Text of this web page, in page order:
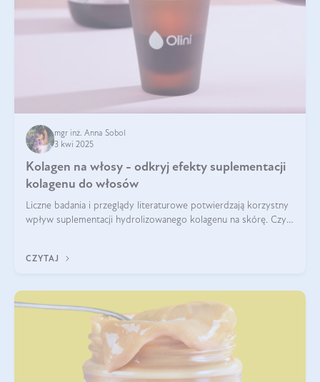
mgr inż. Anna Sobol
3 kwi 2025
Kolagen na włosy - odkryj efekty suplementacji
kolagenu do włosów
Liczne badania i przeglądy literaturowe potwierdzają korzystny
wpływ suplementacji hydrolizowanego kolagenu na skórę. Czy
CZYTAJ